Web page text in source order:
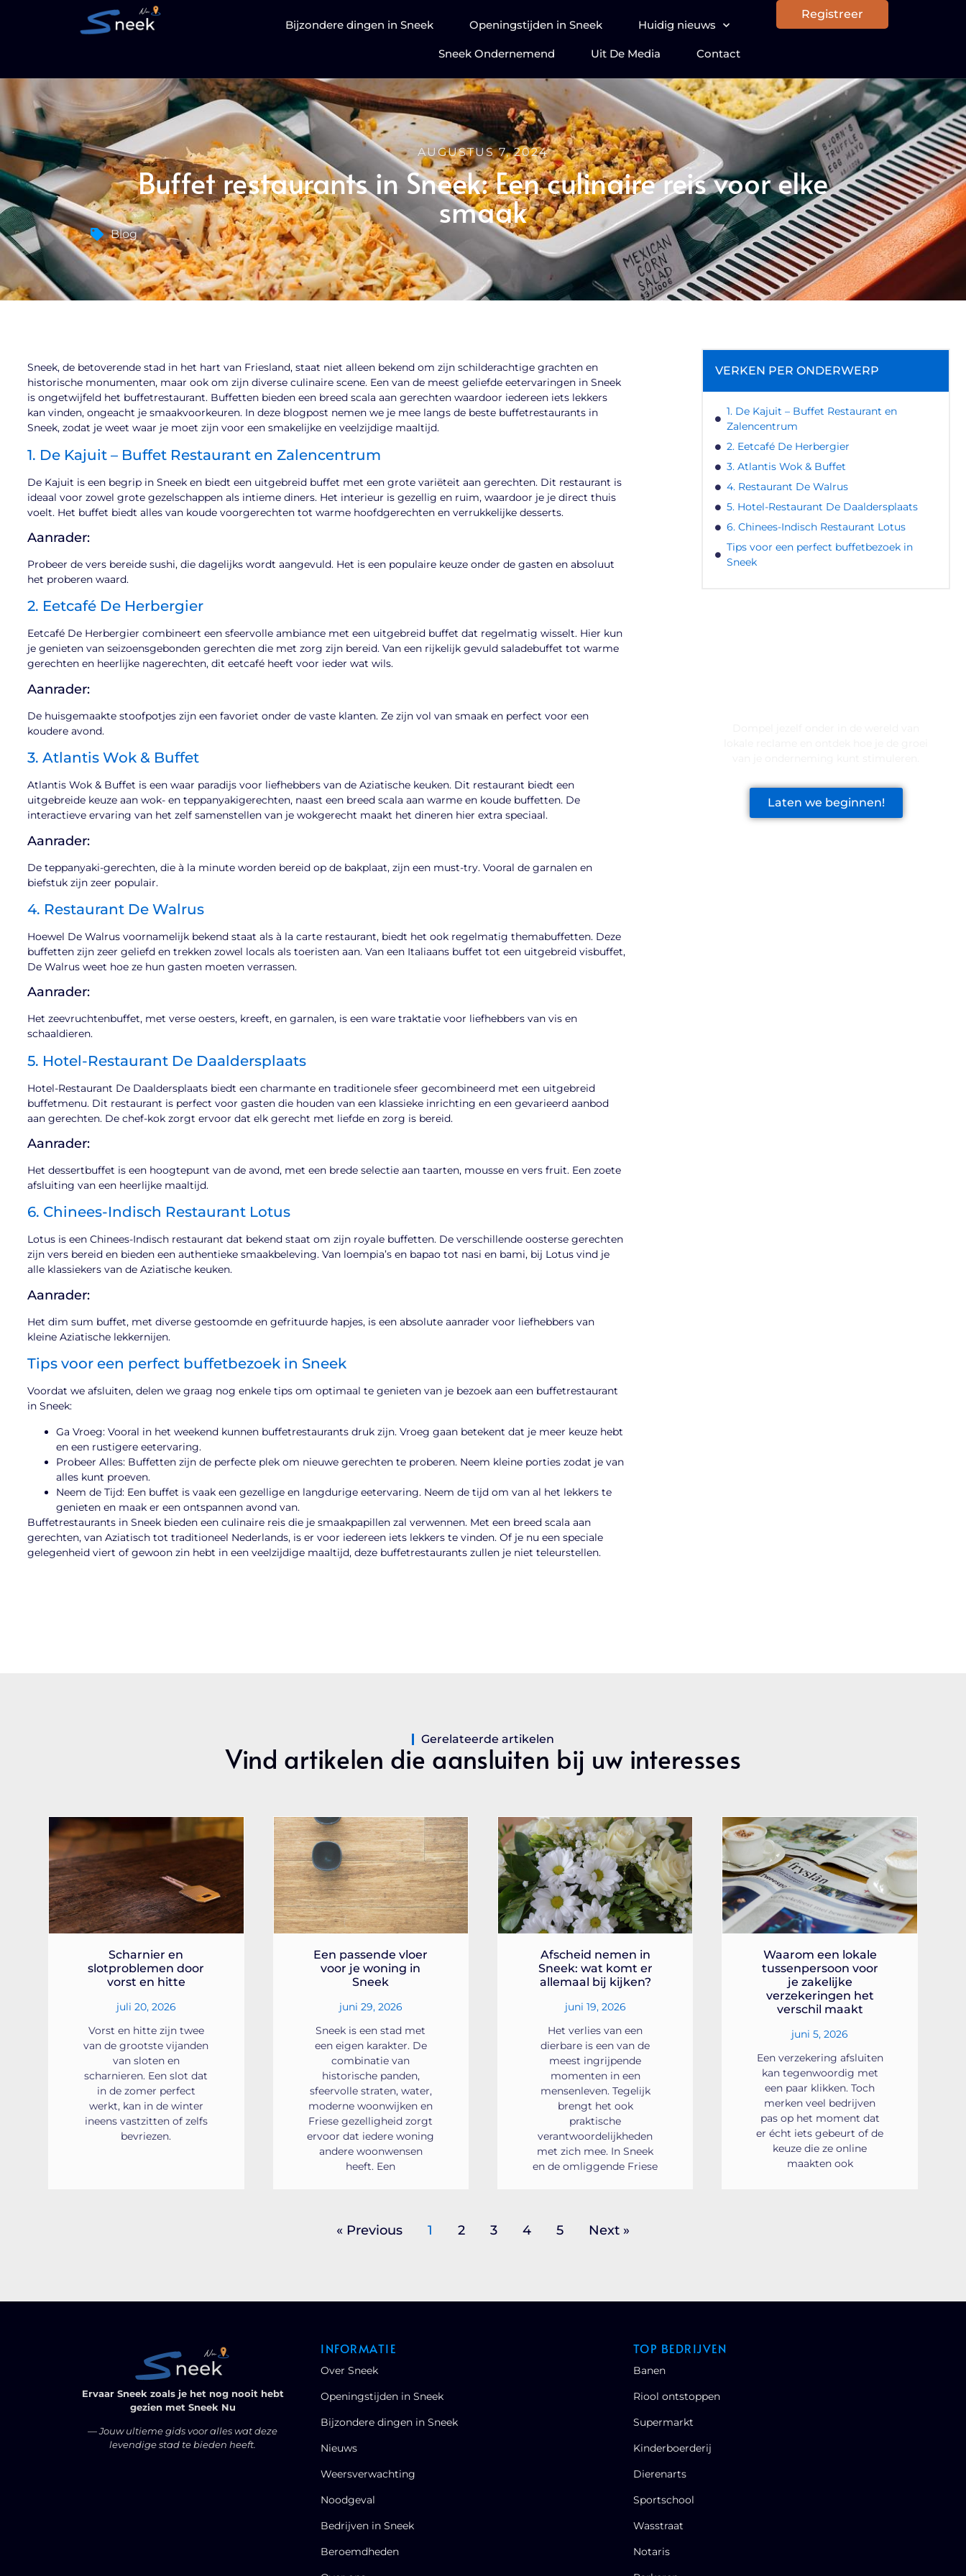
Bijzondere dingen in Sneek Openingstijden in Sneek Huidig nieuws
Sneek Ondernemend Uit De Media Contact
Registreer
AUGUSTUS 7, 2024
Buffet restaurants in Sneek: Een culinaire reis voor elke
smaak
Blog
Sneek, de betoverende stad in het hart van Friesland, staat niet alleen bekend om zijn schilderachtige grachten en
historische monumenten, maar ook om zijn diverse culinaire scene. Een van de meest geliefde eetervaringen in Sneek
is ongetwijfeld het buffetrestaurant. Buffetten bieden een breed scala aan gerechten waardoor iedereen iets lekkers
kan vinden, ongeacht je smaakvoorkeuren. In deze blogpost nemen we je mee langs de beste buffetrestaurants in
Sneek, zodat je weet waar je moet zijn voor een smakelijke en veelzijdige maaltijd.
1. De Kajuit – Buffet Restaurant en Zalencentrum
De Kajuit is een begrip in Sneek en biedt een uitgebreid buffet met een grote variëteit aan gerechten. Dit restaurant is
ideaal voor zowel grote gezelschappen als intieme diners. Het interieur is gezellig en ruim, waardoor je je direct thuis
voelt. Het buffet biedt alles van koude voorgerechten tot warme hoofdgerechten en verrukkelijke desserts.
Aanrader:
Probeer de vers bereide sushi, die dagelijks wordt aangevuld. Het is een populaire keuze onder de gasten en absoluut
het proberen waard.
2. Eetcafé De Herbergier
Eetcafé De Herbergier combineert een sfeervolle ambiance met een uitgebreid buffet dat regelmatig wisselt. Hier kun
je genieten van seizoensgebonden gerechten die met zorg zijn bereid. Van een rijkelijk gevuld saladebuffet tot warme
gerechten en heerlijke nagerechten, dit eetcafé heeft voor ieder wat wils.
Aanrader:
De huisgemaakte stoofpotjes zijn een favoriet onder de vaste klanten. Ze zijn vol van smaak en perfect voor een
koudere avond.
3. Atlantis Wok & Buffet
Atlantis Wok & Buffet is een waar paradijs voor liefhebbers van de Aziatische keuken. Dit restaurant biedt een
uitgebreide keuze aan wok- en teppanyakigerechten, naast een breed scala aan warme en koude buffetten. De
interactieve ervaring van het zelf samenstellen van je wokgerecht maakt het dineren hier extra speciaal.
Aanrader:
De teppanyaki-gerechten, die à la minute worden bereid op de bakplaat, zijn een must-try. Vooral de garnalen en
biefstuk zijn zeer populair.
4. Restaurant De Walrus
Hoewel De Walrus voornamelijk bekend staat als à la carte restaurant, biedt het ook regelmatig themabuffetten. Deze
buffetten zijn zeer geliefd en trekken zowel locals als toeristen aan. Van een Italiaans buffet tot een uitgebreid visbuffet,
De Walrus weet hoe ze hun gasten moeten verrassen.
Aanrader:
Het zeevruchtenbuffet, met verse oesters, kreeft, en garnalen, is een ware traktatie voor liefhebbers van vis en
schaaldieren.
5. Hotel-Restaurant De Daaldersplaats
Hotel-Restaurant De Daaldersplaats biedt een charmante en traditionele sfeer gecombineerd met een uitgebreid
buffetmenu. Dit restaurant is perfect voor gasten die houden van een klassieke inrichting en een gevarieerd aanbod
aan gerechten. De chef-kok zorgt ervoor dat elk gerecht met liefde en zorg is bereid.
Aanrader:
Het dessertbuffet is een hoogtepunt van de avond, met een brede selectie aan taarten, mousse en vers fruit. Een zoete
afsluiting van een heerlijke maaltijd.
6. Chinees-Indisch Restaurant Lotus
Lotus is een Chinees-Indisch restaurant dat bekend staat om zijn royale buffetten. De verschillende oosterse gerechten
zijn vers bereid en bieden een authentieke smaakbeleving. Van loempia’s en bapao tot nasi en bami, bij Lotus vind je
alle klassiekers van de Aziatische keuken.
Aanrader:
Het dim sum buffet, met diverse gestoomde en gefrituurde hapjes, is een absolute aanrader voor liefhebbers van
kleine Aziatische lekkernijen.
Tips voor een perfect buffetbezoek in Sneek
Voordat we afsluiten, delen we graag nog enkele tips om optimaal te genieten van je bezoek aan een buffetrestaurant
in Sneek:
Ga Vroeg: Vooral in het weekend kunnen buffetrestaurants druk zijn. Vroeg gaan betekent dat je meer keuze hebt
en een rustigere eetervaring.
Probeer Alles: Buffetten zijn de perfecte plek om nieuwe gerechten te proberen. Neem kleine porties zodat je van
alles kunt proeven.
Neem de Tijd: Een buffet is vaak een gezellige en langdurige eetervaring. Neem de tijd om van al het lekkers te
genieten en maak er een ontspannen avond van.
Buffetrestaurants in Sneek bieden een culinaire reis die je smaakpapillen zal verwennen. Met een breed scala aan
gerechten, van Aziatisch tot traditioneel Nederlands, is er voor iedereen iets lekkers te vinden. Of je nu een speciale
gelegenheid viert of gewoon zin hebt in een veelzijdige maaltijd, deze buffetrestaurants zullen je niet teleurstellen.
VERKEN PER ONDERWERP
1. De Kajuit – Buffet Restaurant en
Zalencentrum
2. Eetcafé De Herbergier
3. Atlantis Wok & Buffet
4. Restaurant De Walrus
5. Hotel-Restaurant De Daaldersplaats
6. Chinees-Indisch Restaurant Lotus
Tips voor een perfect buffetbezoek in
Sneek
Laten we beginnen!
Gerelateerde artikelen
Vind artikelen die aansluiten bij uw interesses
Scharnier en
slotproblemen door
vorst en hitte
juli 20, 2026
Vorst en hitte zijn twee
van de grootste vijanden
van sloten en
scharnieren. Een slot dat
in de zomer perfect
werkt, kan in de winter
ineens vastzitten of zelfs
bevriezen.
Een passende vloer
voor je woning in
Sneek
juni 29, 2026
Sneek is een stad met
een eigen karakter. De
combinatie van
historische panden,
sfeervolle straten, water,
moderne woonwijken en
Friese gezelligheid zorgt
ervoor dat iedere woning
andere woonwensen
heeft. Een
Afscheid nemen in
Sneek: wat komt er
allemaal bij kijken?
juni 19, 2026
Het verlies van een
dierbare is een van de
meest ingrijpende
momenten in een
mensenleven. Tegelijk
brengt het ook
praktische
verantwoordelijkheden
met zich mee. In Sneek
en de omliggende Friese
Waarom een lokale
tussenpersoon voor
je zakelijke
verzekeringen het
verschil maakt
juni 5, 2026
Een verzekering afsluiten
kan tegenwoordig met
een paar klikken. Toch
merken veel bedrijven
pas op het moment dat
er écht iets gebeurt of de
keuze die ze online
maakten ook
« Previous 1 2 3 4 5 Next »
Ervaar Sneek zoals je het nog nooit hebt
gezien met Sneek Nu
— Jouw ultieme gids voor alles wat deze
levendige stad te bieden heeft.
INFORMATIE
Over Sneek
Openingstijden in Sneek
Bijzondere dingen in Sneek
Nieuws
Weersverwachting
Noodgeval
Bedrijven in Sneek
Beroemdheden
TOP BEDRIJVEN
Banen
Riool ontstoppen
Supermarkt
Kinderboerderij
Dierenarts
Sportschool
Wasstraat
Notaris